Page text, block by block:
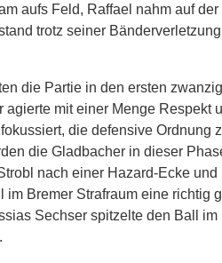
aufs Feld, Raffael nahm auf der
trotz seiner
die Partie in den ersten zwanzig
agierte mit einer Menge Respekt
die defensive Ordnung
die Gladbacher in dieser
nach einer Hazard-Ecke und
Bremer Strafraum eine richtig
Sechser spitzelte den Ball im